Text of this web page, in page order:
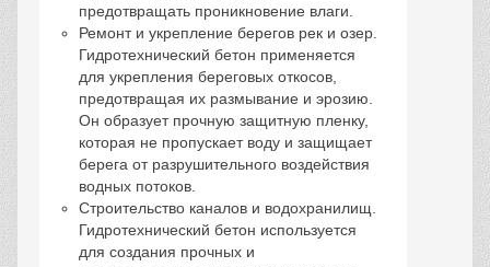
предотвращать проникновение влаги.
Ремонт и укрепление берегов рек и озер.
Гидротехнический бетон применяется
для укрепления береговых откосов,
предотвращая их размывание и эрозию.
Он образует прочную защитную пленку,
которая не пропускает воду и защищает
берега от разрушительного воздействия
водных потоков.
Строительство каналов и водохранилищ.
Гидротехнический бетон используется
для создания прочных и